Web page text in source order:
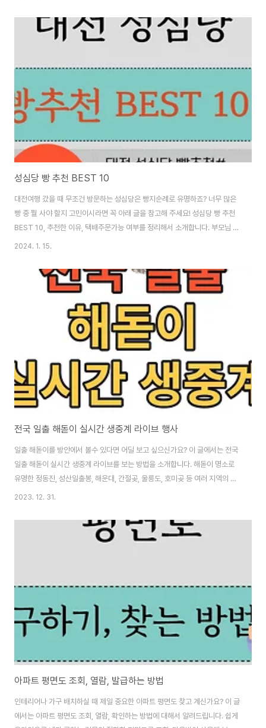
참고하셔서 드림씨어터 1층 좌석 배치도를 확인하세요. 사진에 보이는 빨간 좌
석들은 실제로 앉은자리에서 무대를 볼 수 있습니다. 왼쪽, 오른쪽 모서리 등
성심당 빵 추천 BEST 10
대전여행 갔을 때 무조건 방문하는 성심당은 빵지순례로 유명하죠? 너무 많은
빵 중 뭘 사야 할지 고민이시라면 꼭 아래 글을 참고해 주세요! 성심당 빵 추천
BEST 10, 추천한 이유, 택배주문가능 여부를 정리해서 소개합니다. 부모님 선
물용이나 지인들에게 드릴때 반응이 너무 좋은 빵들로 선별해서 알려드립니
로 시작한 성심당은 현재 대전을 대표하는 빵집으로 자리 잡았습니다. 비 프랜
차이즈 제과점 중에서는 매출 1위를 자랑하며, 그 인기는 날로 증가하고 있습니
에게는 특별한 경험을 제공합니다. 급하신 분들은 아래 버튼을 통해 쉽게 성심
당 빵을 온라인 택..
2024. 1. 15.
전국 일출 해돋이 실시간 생중계 라이브 행사
일출 해돋이를 방안에서 볼수 있다면 어딜 보고 싶으신가요? 이 글에서는 전국
일출 해돋이 실시간 생중계 라이브를 보는 방법을 소개합니다. 해돋이 명소로
유명한 정동진, 성산일출봉, 해운대, 간절곶, 울릉도, 호미곶 등 여러 지역의 일
출을 따뜻한 집안에서 확인해보세요! 목차 전국각지 일출 해돋이 실시간 생중
일출봉 해돋이 중계 바로가기 영종도 해돋이 중계 바로가기 강화도 해돋이 중
계 바로가기 거제도 해돋이 중계 바로가기 향일암 해돋이 중계 바로가기 독도
2023. 12. 31.
아파트 평면도 조회, 열람, 발급하는 방법
인테리어나 가구 배치하실 때 제일 중요한 아파트 평면도 찾고 계신가요? 이 글
에서는 아파트 평면도 조회, 열람, 확인하는 방법에 대해서 알려드립니다. 쉽게